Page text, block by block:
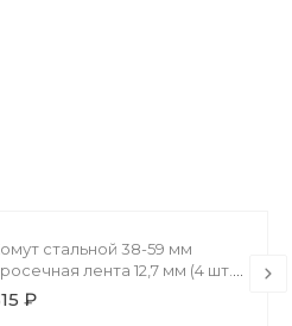
стальной 38-59 мм
лента 12,7 мм (4 шт.)
₽